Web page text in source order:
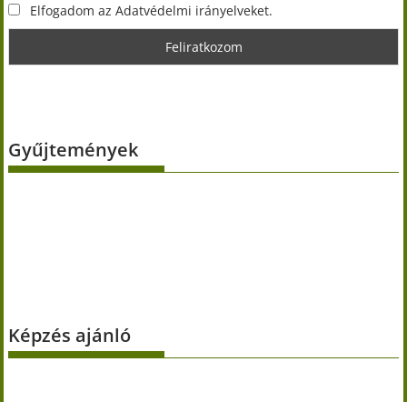
Elfogadom az Adatvédelmi irányelveket.
Gyűjtemények
Képzés ajánló